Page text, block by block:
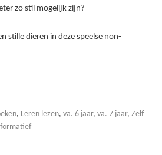
zo stil mogelijk zijn?
stille dieren in deze speelse non-
, Leren lezen, va. 6 jaar, va. 7 jaar, Zelf